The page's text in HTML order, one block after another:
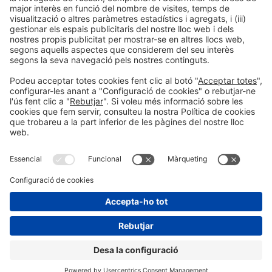
Col·legi d'Enginyers Industrials de Catalunya
Barcelona, Espanya
Organitzadors
Informació generalAvís legal
Política de privacitat
Política de cookies
a les xarxes socials
© 2026 Fira de Barcelona